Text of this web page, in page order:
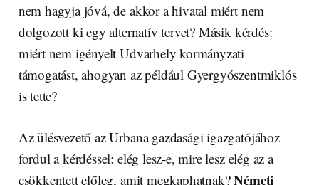
nem hagyja jóvá, de akkor a hivatal miért nem
dolgozott ki egy alternatív tervet? Másik kérdés:
miért nem igényelt Udvarhely kormányzati
támogatást, ahogyan az például Gyergyószentmiklós
is tette?
Az ülésvezető az Urbana gazdasági igazgatójához
fordul a kérdéssel: elég lesz-e, mire lesz elég az a
csökkentett előleg, amit megkaphatnak?Németi